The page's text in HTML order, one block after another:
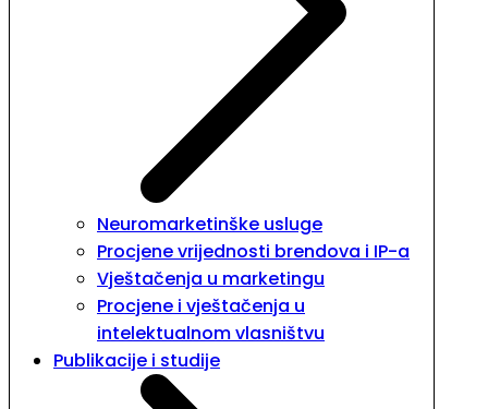
Neuromarketinške usluge
Procjene vrijednosti brendova i IP-a
Vještačenja u marketingu
Procjene i vještačenja u
intelektualnom vlasništvu
Publikacije i studije